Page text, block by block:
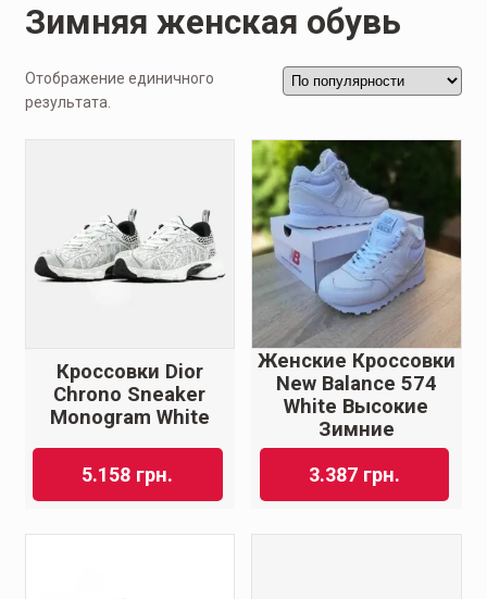
Зимняя женская обувь
Отображение единичного
результата.
Кроссовки Dior
Chrono Sneaker
Monogram White
5.158 грн.
Женские Кроссовки
New Balance 574
White Высокие
Зимние
3.387 грн.